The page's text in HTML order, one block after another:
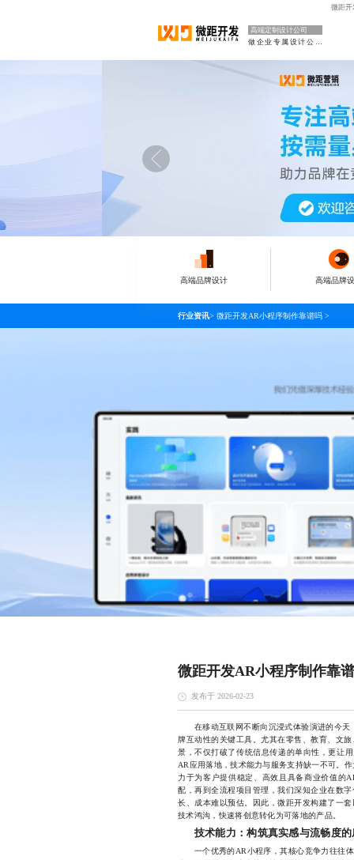
微距开
高端定制设计公司
做企业专属设计公司
高端品牌设计 高端品牌
行业资讯> 微距开发AR小程序制作靠谱吗 >
微距开发AR小程序制作靠
发布于 2026-02-23
在移动互联网不断向沉浸式体验演进的今天
牌互动性的关键工具。尤其在零售、教育、文
景，不仅打破了传统信息传递的单向性，更让
AR应用落地，技术能力与服务支持缺一不可。
力于为客户提供稳定、高效且具备商业价值的
配，再到全流程项目管理，我们深知企业在数
长、成本难以预估。因此，微距开发构建了一
技术鸿沟，快速将创意转化为可落地的产品。
技术能力：构筑真实感与流畅度
一个优秀的AR小程序，其核心竞争力往往体